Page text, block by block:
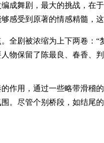
成舞剧，最大的挑战，在
感受到原著的情感精髓，
全剧被浓缩为上下两卷：
物保留了陈最良、春香、判
作用，通过一些略带滑稽
。尽管个别桥段，如结尾